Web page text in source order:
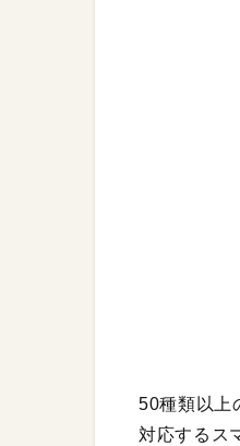
50種類以上
対応するス